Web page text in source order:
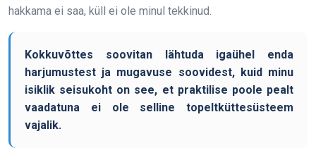
hakkama ei saa, küll ei ole minul tekkinud.
Kokkuvõttes soovitan lähtuda igaühel enda
harjumustest ja mugavuse soovidest, kuid minu
isiklik seisukoht on see, et praktilise poole pealt
vaadatuna ei ole selline topeltküttesüsteem
vajalik.